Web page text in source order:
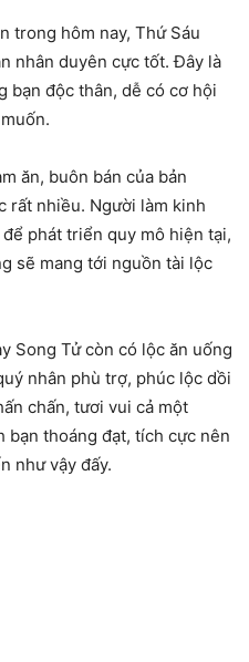
trong hôm nay, Thứ Sáu
nhân duyên cực tốt. Đây là
bạn độc thân, dễ có cơ hội
ăn, buôn bán của bản
rất nhiều. Người làm kinh
phát triển quy mô hiện tại,
sẽ mang tới nguồn tài lộc
Song Tử còn có lộc ăn uống
nhân phù trợ, phúc lộc dồi
chấn, tươi vui cả một
bạn thoáng đạt, tích cực nên
như vậy đấy.